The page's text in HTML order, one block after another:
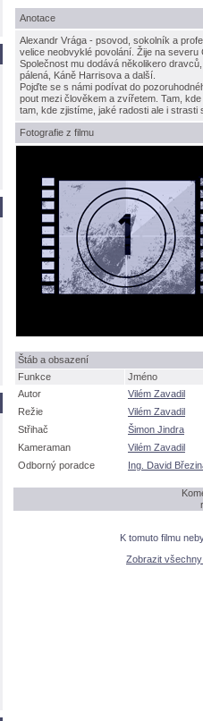
Anotace
Alexandr Vrága - psovod, sokolník a
velice neobvyklé povolání. Žije na
Společnost mu dodává několikero
pálená, Káně Harrisova a další.
Pojďte se s námi podívat do
pout mezi člověkem a zvířetem. Tam,
tam, kde zjistíme, jaké radosti ale i strasti
Fotografie z filmu
táb a obsazení
Funkce
Jméno
Autor
Vilém Zavadil
Režie
Vilém Zavadil
Střihač
imon Jindra
Kameraman
Vilém Zavadil
Odborný poradce
Ing. David
K tomuto filmu
Zobrazit